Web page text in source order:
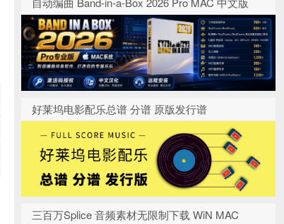
好莱坞电影配乐总谱 分谱 原版发行谱
三百万Splice 音频素材无限制下载 WiN MAC